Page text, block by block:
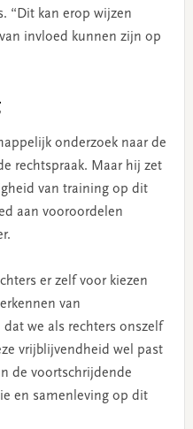
“Dit kan erop wijzen
invloed kunnen zijn op
onderzoek naar de
rechtspraak. Maar hij zet
van training op dit
aan vooroordelen
er zelf voor kiezen
van
we als rechters onszelf
vrijblijvendheid wel past
de voortschrijdende
en samenleving op dit